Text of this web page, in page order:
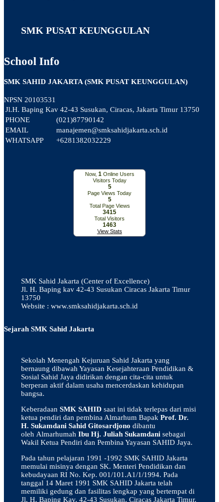
SMK PUSAT KEUNGGULAN
School Info
SMK SAHID JAKARTA (SMK PUSAT KEUNGGULAN)
NPSN 20103531
Jl.H. Baping Kav 42-43 Susukan, Ciracas, Jakarta Timur 13750
PHONE
(021)87790142
EMAIL
manajemen@smksahidjakarta.sch.id
WHATSAPP
+6281382032229
Now, 1 Online Users
Visitors Today
5
Page Views Today
5
Total Page Views
3415
Total Visitors
1463
View Stats
SMK Sahid Jakarta (Center of Excellence)
Jl. H. Baping kav 42-43 Susukan Ciracas Jakarta Timur
13750
Website : www.smksahidjakarta.sch.id
Sejarah SMK Sahid Jakarta
Sekolah Menengah Kejuruan Sahid Jakarta yang
bernaung dibawah Yayasan Kesejahteraan Pendidikan &
Sosial Sahid Jaya didirikan dengan cita-cita untuk
berperan aktif dalam usaha mencerdaskan kehidupan
bangsa.
Keberadaan SMK SAHID saat ini tidak terlepas dari misi
ketua pendiri dan pembina Almarhum Bapak Prof. Dr.
H. Sukamdani Sahid Gitosardjono dibantu
oleh Almarhumah Ibu Hj. Juliah Sukamdanisebagai
Wakil Ketua Pendiri dan Pembina Yayasan SAHID Jaya.
Pada tahun pelajaran 1991 -1992 SMK SAHID Jakarta
memulai misinya dengan SK. Menteri Pendidikan dan
kebudayaan RI No. Kep. 001/101.A1/1/1994. Pada
tanggal 14 Maret 1991 SMK SAHID Jakarta telah
memiliki gedung dan fasilitas lengkap yang bertempat di
Jl. H. Baping Kav. 42-43 Susukan, Ciracas Jakarta Timur.